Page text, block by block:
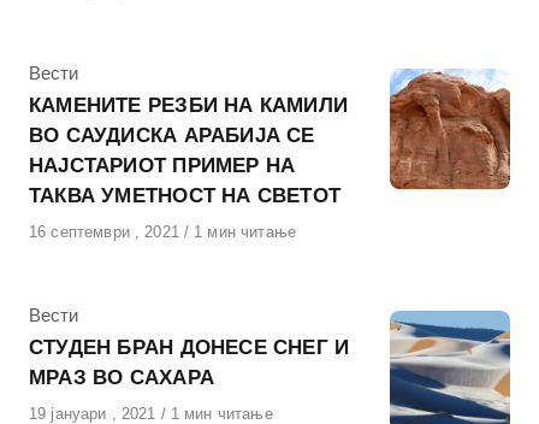
КАтегорија
Вести
КАМЕНИТЕ РЕЗБИ НА КАМИЛИ
ВО САУДИСКА АРАБИЈА СЕ
НАЈСТАРИОТ ПРИМЕР НА
ТАКВА УМЕТНОСТ НА СВЕТОТ
Објавено
16 септември , 2021 1 мин читање
КАтегорија
Вести
СТУДЕН БРАН ДОНЕСЕ СНЕГ И
МРАЗ ВО САХАРА
Објавено
19 јануари , 2021 1 мин читање